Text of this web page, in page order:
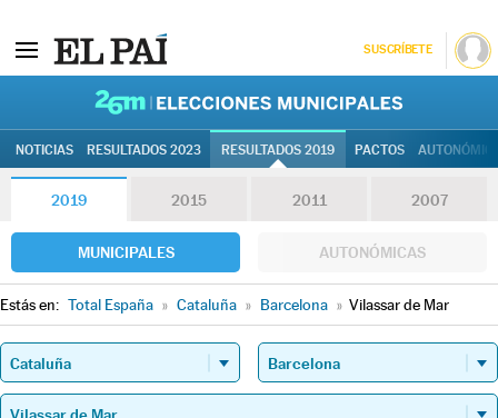
SUSCRÍBETE
NOTICIAS RESULTADOS 2023 RESULTADOS 2019 PACTOS
2019 2015 2011 2007
MUNICIPALES AUTONÓMICAS
Estás en: Total España » Cataluña » Barcelona » Vilassar de Mar